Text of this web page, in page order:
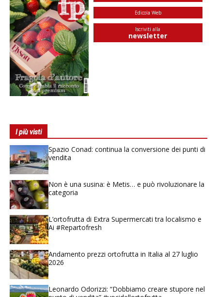
Edicola Web
Iscriviti alla
newsletter
I più visti
Spazio Conad: continua la conversione dei punti di
vendita
Non è una susina: è Metis… e può rivoluzionare la
categoria
L’ortofrutta di Extra Supermercati tra localismo e
Ai #Repartofresh
Andamento prezzi ortofrutta in Italia al 27 luglio
2026
Leonardo Odorizzi: “Dobbiamo creare stupore nel